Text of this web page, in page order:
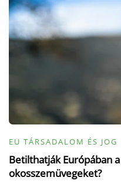
EU TÁRSADALOM ÉS JOG
Betilthatják Európában
okosszemüvegeket?